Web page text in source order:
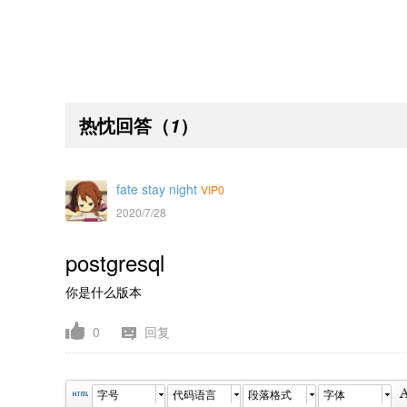
热忱回答 （1）
fate stay night VIP0
2020/7/28
postgresql
你是什么版本
0 回复
字号 代码语言 段落格式 字体